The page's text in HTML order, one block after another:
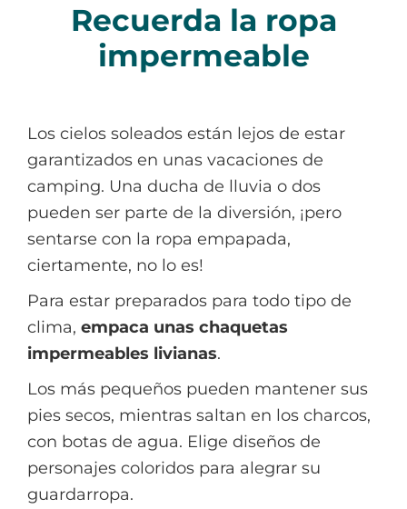
Recuerda la ropa
impermeable
Los cielos soleados están lejos de estar
garantizados en unas vacaciones de
camping. Una ducha de lluvia o dos
pueden ser parte de la diversión, ¡pero
sentarse con la ropa empapada,
ciertamente, no lo es!
Para estar preparados para todo tipo de
clima, empaca unas chaquetas
impermeables livianas.
Los más pequeños pueden mantener sus
pies secos, mientras saltan en los charcos,
con botas de agua. Elige diseños de
personajes coloridos para alegrar su
guardarropa.